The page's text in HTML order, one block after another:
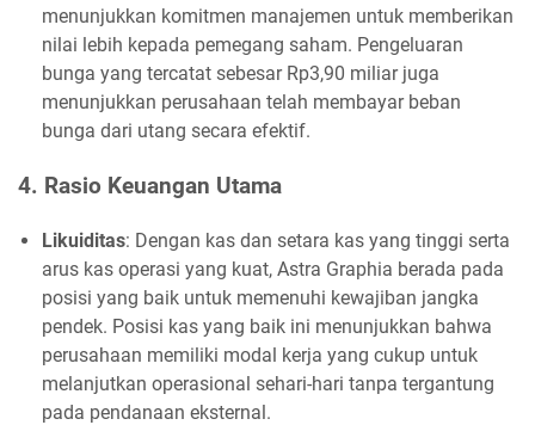
menunjukkan komitmen manajemen untuk memberikan
nilai lebih kepada pemegang saham. Pengeluaran
bunga yang tercatat sebesar Rp3,90 miliar juga
menunjukkan perusahaan telah membayar beban
bunga dari utang secara efektif.
4. Rasio Keuangan Utama
Likuiditas: Dengan kas dan setara kas yang tinggi serta
arus kas operasi yang kuat, Astra Graphia berada pada
posisi yang baik untuk memenuhi kewajiban jangka
pendek. Posisi kas yang baik ini menunjukkan bahwa
perusahaan memiliki modal kerja yang cukup untuk
melanjutkan operasional sehari-hari tanpa tergantung
pada pendanaan eksternal.